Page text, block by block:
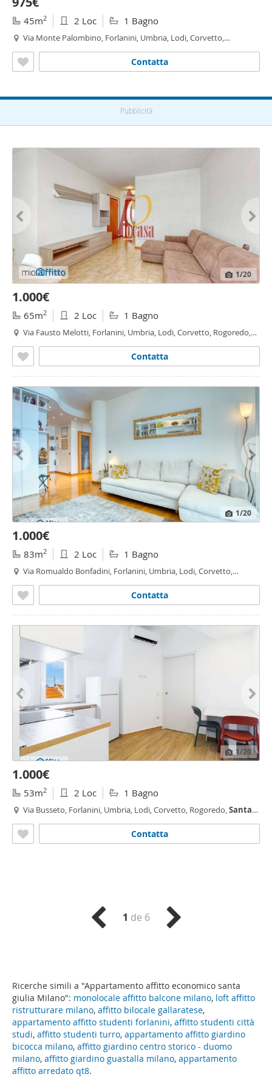
Ricerche simili a "Appartamento affitto economico santa
giulia Milano": monolocale affitto balcone milano, loft affitto
ristrutturare milano, affitto bilocale gallaratese,
appartamento affitto studenti forlanini, affitto studenti città
studi, affitto studenti turro, appartamento affitto giardino
bicocca milano, affitto giardino centro storico - duomo
milano, affitto giardino guastalla milano, appartamento
affitto arredato qt8.
45m2 2 Loc 1 Bagno
Via Monte Palombino, Forlanini, Umbria, Lodi, Corvetto,
Contatta
Pubblicità
1/20
1.000€
65m2 2 Loc 1 Bagno
Via Fausto Melotti, Forlanini, Umbria, Lodi, Corvetto, Rogoredo,
Contatta
1/20
1.000€
83m2 2 Loc 1 Bagno
Via Romualdo Bonfadini, Forlanini, Umbria, Lodi, Corvetto,
Contatta
1/20
1.000€
53m2 2 Loc 1 Bagno
Via Busseto, Forlanini, Umbria, Lodi, Corvetto, Rogoredo,Santa
Contatta
1 de 6